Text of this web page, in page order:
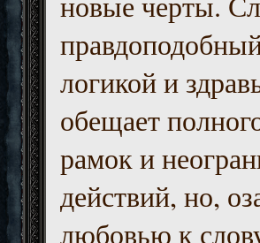
логикой и
обещает
рамок и
действий, но,
любовью к